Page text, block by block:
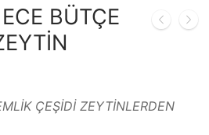
Hakkımızda
Birinci Zeytinyağı
Tuzlu Zeytinler
Çaylar
🔍
BÜTÇE
ÇEŞİDİ ZEYTİNLERDEN